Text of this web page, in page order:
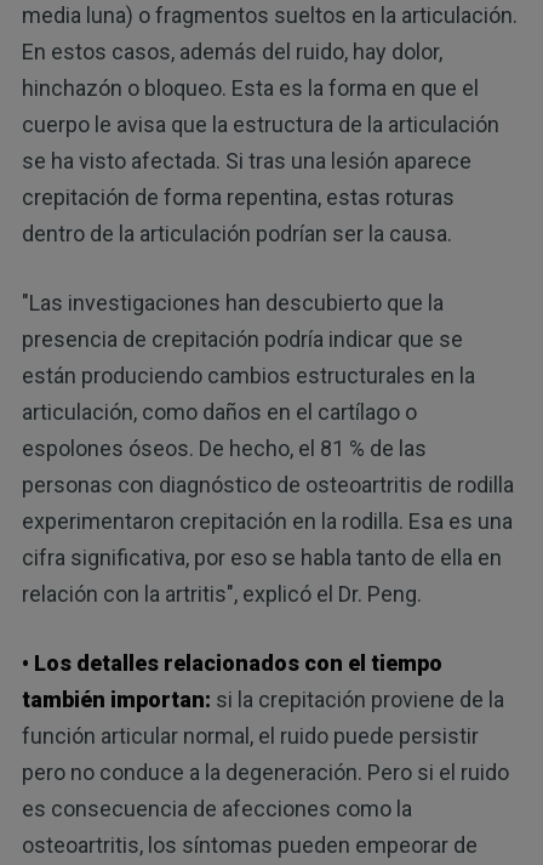
media luna) o fragmentos sueltos en la articulación.
En estos casos, además del ruido, hay dolor,
hinchazón o bloqueo. Esta es la forma en que el
cuerpo le avisa que la estructura de la articulación
se ha visto afectada. Si tras una lesión aparece
crepitación de forma repentina, estas roturas
dentro de la articulación podrían ser la causa.
"Las investigaciones han descubierto que la
presencia de crepitación podría indicar que se
están produciendo cambios estructurales en la
articulación, como daños en el cartílago o
espolones óseos. De hecho, el 81 % de las
personas con diagnóstico de osteoartritis de rodilla
experimentaron crepitación en la rodilla. Esa es una
cifra significativa, por eso se habla tanto de ella en
relación con la artritis", explicó el Dr. Peng.
• Los detalles relacionados con el tiempo
también importan: si la crepitación proviene de la
función articular normal, el ruido puede persistir
pero no conduce a la degeneración. Pero si el ruido
es consecuencia de afecciones como la
osteoartritis, los síntomas pueden empeorar de